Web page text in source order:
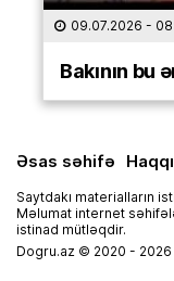
09.07.2026 -
Bakının bu
Əsas səhifə
Saytdakı materialların
Məlumat internet
istinad mütləqdir.
Dogru.az © 2020 - 2026